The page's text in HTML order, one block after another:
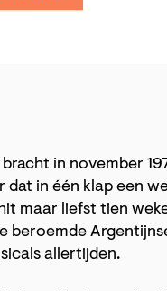
in november
in één klap een
maar liefst tien
beroemde
allertijden.